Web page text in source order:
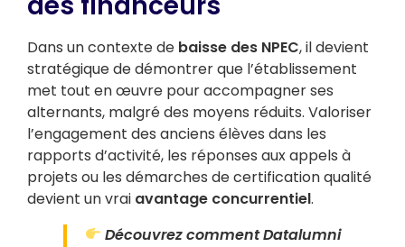
Dans un contexte de baisse des NPEC, il devient
stratégique de démontrer que l’établissement
met tout en œuvre pour accompagner ses
alternants, malgré des moyens réduits. Valoriser
l’engagement des anciens élèves dans les
rapports d’activité, les réponses aux appels à
projets ou les démarches de certification qualité
devient un vrai avantage concurrentiel.
Découvrez commentDatalumni